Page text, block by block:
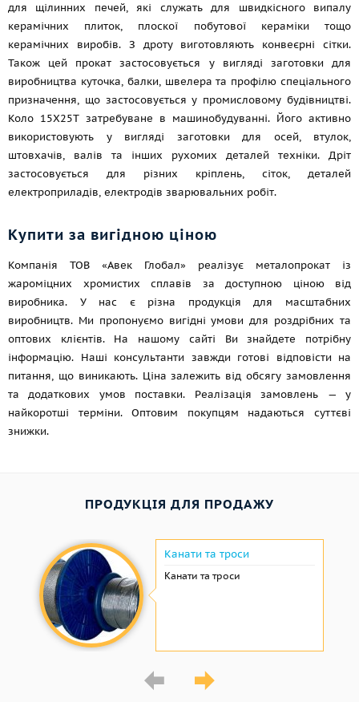
для щілинних печей, які служать для швидкісного випалу
керамічних плиток, плоскої побутової кераміки тощо
керамічних виробів. З дроту виготовляють конвеєрні сітки.
Також цей прокат застосовується у вигляді заготовки для
виробництва куточка, балки, швелера та профілю спеціального
призначення, що застосовується у промисловому будівництві.
Коло 15Х25Т затребуване в машинобудуванні. Його активно
використовують у вигляді заготовки для осей, втулок,
штовхачів, валів та інших рухомих деталей техніки. Дріт
застосовується для різних кріплень, сіток, деталей
електроприладів, електродів зварювальних робіт.
Купити за вигідною ціною
Компанія ТОВ «Авек Глобал» реалізує металопрокат із
жароміцних хромистих сплавів за доступною ціною від
виробника. У нас є різна продукція для масштабних
виробництв. Ми пропонуємо вигідні умови для роздрібних та
оптових клієнтів. На нашому сайті Ви знайдете потрібну
інформацію. Наші консультанти завжди готові відповісти на
питання, що виникають. Ціна залежить від обсягу замовлення
та додаткових умов поставки. Реалізація замовлень — у
найкоротші терміни. Оптовим покупцям надаються суттєві
знижки.
ПРОДУКЦІЯ ДЛЯ ПРОДАЖУ
Канати та троси
Канати та троси